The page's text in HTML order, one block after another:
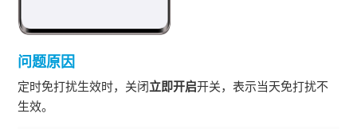
问题原因
定时免打扰生效时，关闭立即开启开关，表示当天免打扰不
生效。